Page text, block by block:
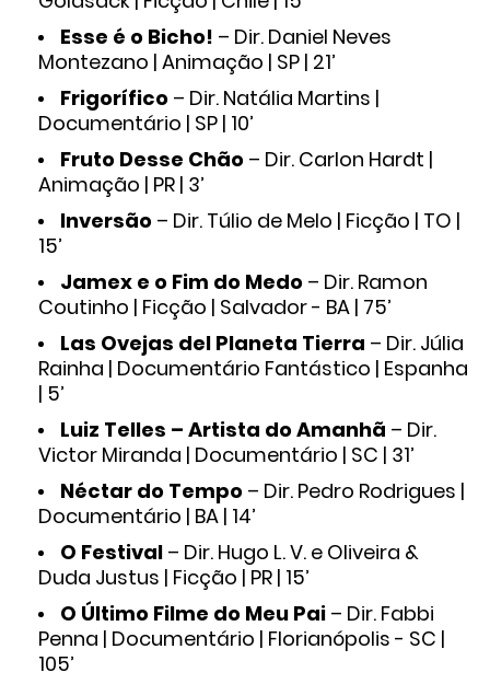
Esse é o Bicho! – Dir. Daniel Neves
Montezano | Animação | SP | 21’
Frigorífico – Dir. Natália Martins |
Documentário | SP | 10’
Fruto Desse Chão – Dir. Carlon Hardt |
Animação | PR | 3’
Inversão – Dir. Túlio de Melo | Ficção | TO |
15’
Jamex e o Fim do Medo – Dir. Ramon
Coutinho | Ficção | Salvador - BA | 75’
Las Ovejas del Planeta Tierra – Dir. Júlia
Rainha | Documentário Fantástico | Espanha
| 5’
Luiz Telles – Artista do Amanhã – Dir.
Victor Miranda | Documentário | SC | 31’
Néctar do Tempo – Dir. Pedro Rodrigues |
Documentário | BA | 14’
O Festival – Dir. Hugo L. V. e Oliveira &
Duda Justus | Ficção | PR | 15’
O Último Filme do Meu Pai – Dir. Fabbi
Penna | Documentário | Florianópolis - SC |
105’